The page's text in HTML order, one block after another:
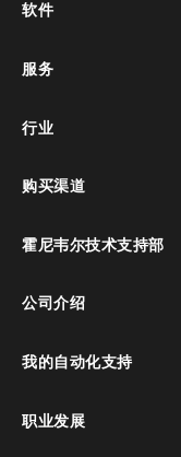
软件
服务
行业
购买渠道
霍尼韦尔技术支持部
公司介绍
我的自动化支持
职业发展